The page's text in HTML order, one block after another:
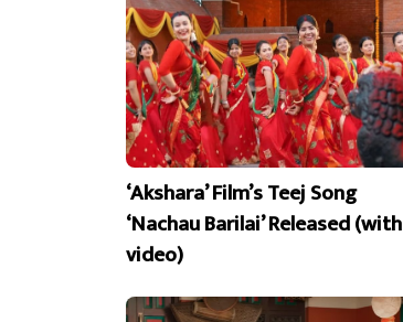
‘Akshara’ Film’s Teej Song
‘Nachau Barilai’ Released (with
video)